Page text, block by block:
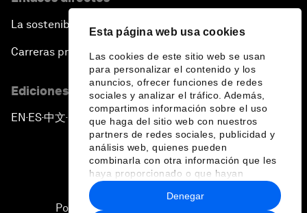
Esta página web usa cookies
Las cookies de este sitio web se usan
para personalizar el contenido y los
anuncios, ofrecer funciones de redes
sociales y analizar el tráfico. Además,
compartimos información sobre el uso
que haga del sitio web con nuestros
partners de redes sociales, publicidad y
análisis web, quienes pueden
combinarla con otra información que les
haya proporcionado o que hayan
recopilado a partir del uso que haya
hecho de sus servicios.
Denegar
La sostenibilidad en el Foro
Carreras profesionales
Ediciones en otros idiomas
EN ▪ES▪中文▪ 日本語
Política de privacidad y normas de uso